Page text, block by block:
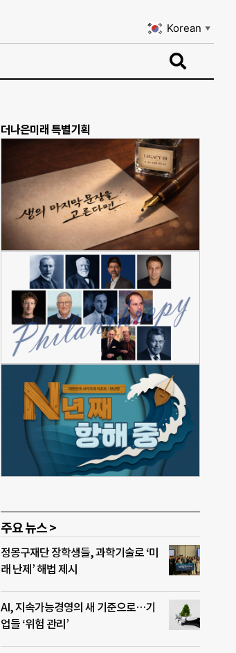
Korean ▼
더나은미래 특별기획
주요 뉴스 >
정몽구재단 장학생들, 과학기술로 ‘미
래 난제’ 해법 제시
AI, 지속가능경영의 새 기준으로…기
업들 ‘위험 관리’